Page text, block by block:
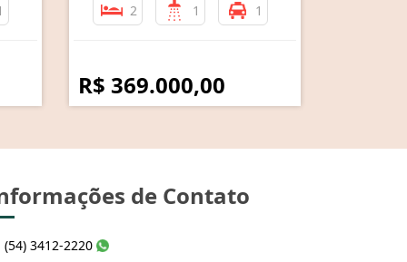
2 1 1
R$ 369.000,00
de Contato
(54) 3412-2220